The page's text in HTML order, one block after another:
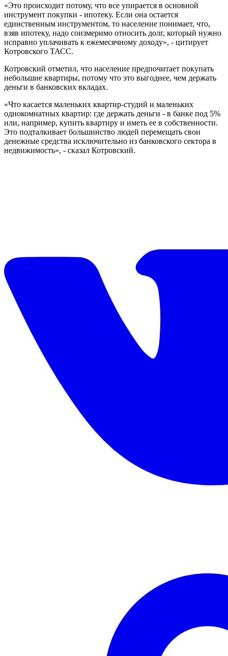
«Это происходит потому, что все упирается в основной
инструмент покупки - ипотеку. Если она остается
единственным инструментом, то население понимает, что,
взяв ипотеку, надо соизмеримо относить долг, который нужно
исправно уплачивать к ежемесячному доходу», - цитирует
Котровского ТАСС.
Котровский отметил, что население предпочитает покупать
небольшие квартиры, потому что это выгоднее, чем держать
деньги в банковских вкладах.
«Что касается маленьких квартир-студий и маленьких
однокомнатных квартир: где держать деньги - в банке под 5%
или, например, купить квартиру и иметь ее в собственности.
Это подталкивает большинство людей перемещать свои
денежные средства исключительно из банковского сектора в
недвижимость», - сказал Котровский.